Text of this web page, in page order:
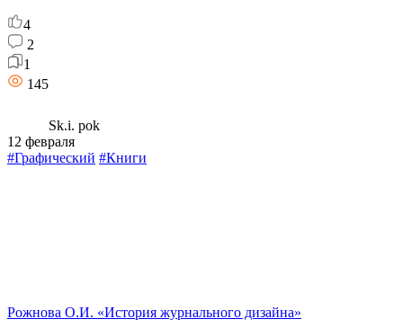
4
2
1
145
Sk.i. pok
12 февраля
#Графический #Книги
Рожнова О.И. «История журнального дизайна»